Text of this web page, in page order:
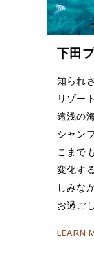
下田
知られ
リゾー
遠浅の
シャン
こまで
変化す
しみな
お過ご
LEARN